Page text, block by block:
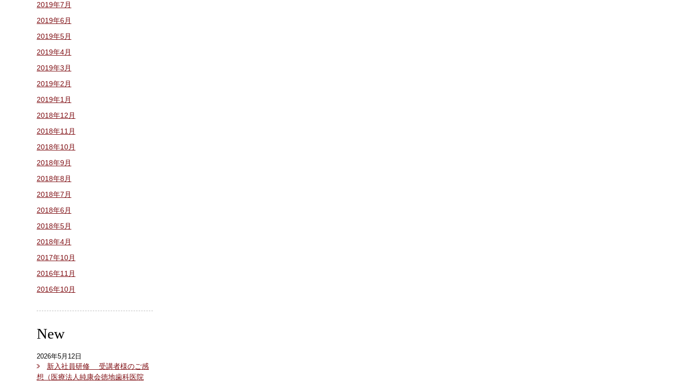
2019年7月
2019年6月
2019年5月
2019年4月
2019年3月
2019年2月
2019年1月
2018年12月
2018年11月
2018年10月
2018年9月
2018年8月
2018年7月
2018年6月
2018年5月
2018年4月
2017年10月
2016年11月
2016年10月
New
2026年5月12日
新入社員研修 受講者様のご感
想（医療法人純康会徳地歯科医院